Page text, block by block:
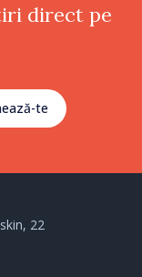
direct pe
te
22